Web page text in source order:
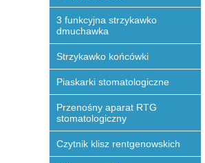
3 funkcyjna strzykawko
dmuchawka
Strzykawko końcówki
Piaskarki stomatologiczne
Przenośny aparat RTG
stomatologiczny
Czytnik klisz rentgenowskich